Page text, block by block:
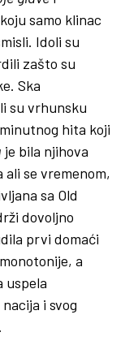
samo klinac
Idoli su
zašto su
Ska
su vrhunsku
hita koji
je bila njihova
ali se vremenom,
sa Old
dovoljno
prvi domaći
a
uspela
i svog